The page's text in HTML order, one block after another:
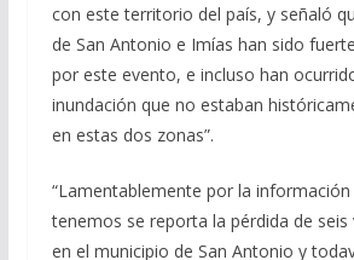
con este territorio del país, y señaló
de San Antonio e Imías han sido
por este evento, e incluso han
inundación que no estaban
en estas dos zonas”.
“Lamentablemente por la
tenemos se reporta la pérdida de seis
en el municipio de San Antonio y